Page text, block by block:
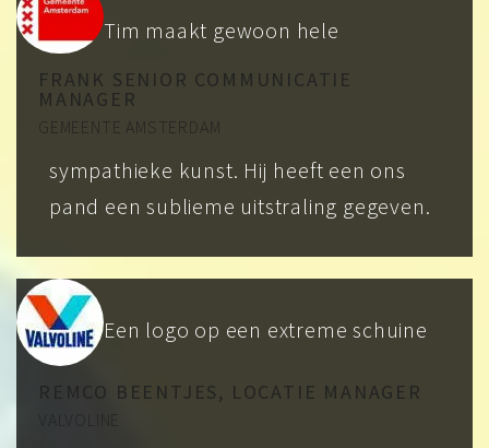
FRANK SENIOR COMMUNICATIE
MANAGER
GEMEENTE AMSTERDAM
Tim maakt gewoon hele
sympathieke kunst. Hij heeft een ons
pand een sublieme uitstraling gegeven.
REMCO BEENTJES, LOCATIE MANAGER
Een logo op een extreme schuine